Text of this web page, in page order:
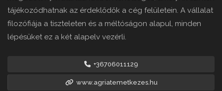
tájékozódhatnak az érdeklődők a cég felületein. A vállalat
filozófiája a tiszteleten és a méltóságon alapul, minden
lépésüket ez a két alapelv vezérli.
+36706011129
www.agriatemetkezes.hu